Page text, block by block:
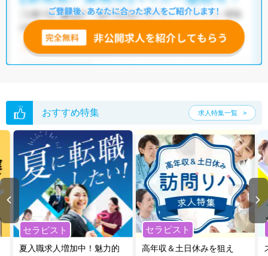
おすすめ特集 求人特集一覧
セラピスト
夏入職求人増加中！魅力的
セラピスト
高年収＆土日休みを狙え